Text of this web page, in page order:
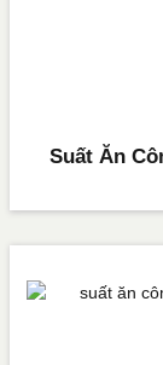
Suất Ăn